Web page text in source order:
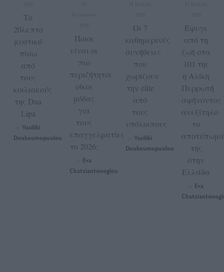
Το
20λεπτο
μυστικό
πίσω
από
τους
κοιλιακούς
της Dua
Lipa
Vasiliki
Doukoumopoulou
Ποιοι
είναι οι
πιο
περιζήτητοι
οίκοι
μόδας
για
τους
επαγγελματίες
το 2026;
Eva
Chatziantonoglou
Οι 7
καθημερινές
συνήθειες
που
χωρίζουν
την elite
από
τους
υπόλοιπους
Vasiliki
Doukoumopoulou
Έφυγε
από τη
ζωή στα
101 της
η Αλίκη
Περρωτή
αφήνοντας
ανεξίτηλο
το
αποτύπωμά
της
στην
Ελλάδα
Eva